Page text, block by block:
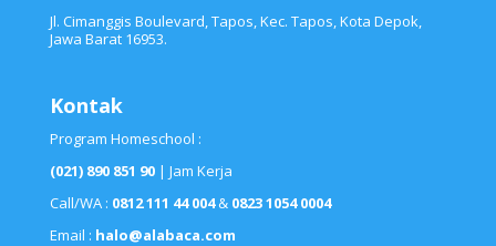
Jl. Cimanggis Boulevard, Tapos, Kec. Tapos, Kota Depok,
Jawa Barat 16953.
Kontak
Program Homeschool :
(021) 890 851 90 | Jam Kerja
Call/WA : 0812 111 44 004&0823 1054 0004
Email : halo@alabaca.com